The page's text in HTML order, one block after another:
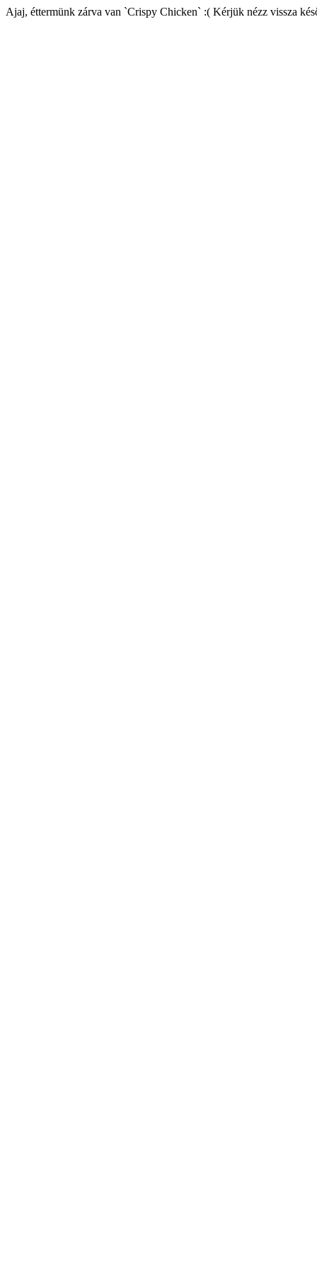
Ajaj, éttermünk zárva van `Crispy Chicken` :( Kérjük nézz vissza